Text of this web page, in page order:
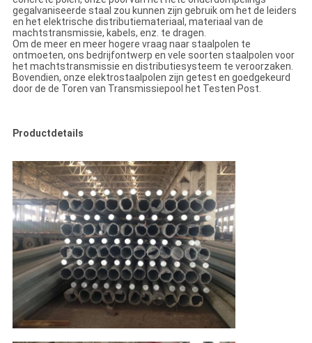
gegalvaniseerde staal zou kunnen zijn gebruik om het de leiders
en het elektrische distributiemateriaal, materiaal van de
machtstransmissie, kabels, enz. te dragen.
Om de meer en meer hogere vraag naar staalpolen te
ontmoeten, ons bedrijfontwerp en vele soorten staalpolen voor
het machtstransmissie en distributiesysteem te veroorzaken.
Bovendien, onze elektrostaalpolen zijn getest en goedgekeurd
door de de Toren van Transmissiepool het Testen Post.
Productdetails